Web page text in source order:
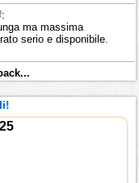
:
ma massima
serio e disponibile.